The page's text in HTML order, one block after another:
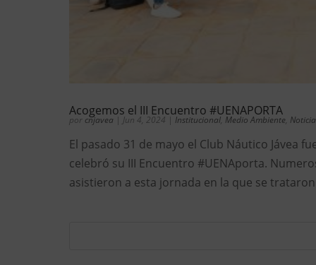
Acogemos el III Encuentro #UENAPORTA
por cnjavea | Jun 4, 2024 | Institucional Medio Ambiente
El pasado 31 de mayo el Club Náutico Jávea
celebró su III Encuentro #UENAporta.
asistieron a esta jornada en la que se